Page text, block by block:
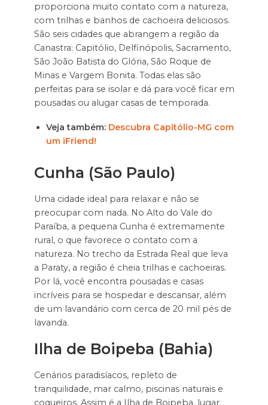
proporciona muito contato com a natureza,
com trilhas e banhos de cachoeira deliciosos.
São seis cidades que abrangem a região da
Canastra: Capitólio, Delfinópolis, Sacramento,
São João Batista do Glória, São Roque de
Minas e Vargem Bonita. Todas elas são
perfeitas para se isolar e dá para você ficar em
pousadas ou alugar casas de temporada.
Veja também: Descubra Capitólio-MG com
um iFriend!
Cunha (São Paulo)
Uma cidade ideal para relaxar e não se
preocupar com nada. No Alto do Vale do
Paraíba, a pequena Cunha é extremamente
rural, o que favorece o contato com a
natureza. No trecho da Estrada Real que leva
a Paraty, a região é cheia trilhas e cachoeiras.
Por lá, você encontra pousadas e casas
incríveis para se hospedar e descansar, além
de um lavandário com cerca de 20 mil pés de
lavanda.
Ilha de Boipeba (Bahia)
Cenários paradisíacos, repleto de
tranquilidade, mar calmo, piscinas naturais e
coqueiros. Assim é a Ilha de Boipeba, lugar